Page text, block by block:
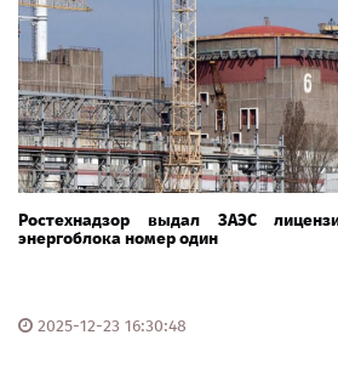
Ростехнадзор выдал ЗАЭС
энергоблока номер один
2025-12-23 16:30:48